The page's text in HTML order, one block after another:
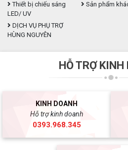
Thiết bị chiếu sáng
LED/ UV
Sản phẩm
DỊCH VỤ PHỤ TRỢ
HÙNG NGUYÊN
HỖ TRỢ KINH
KINH DOANH
Hỗ trợ kinh doanh
0393.968.345